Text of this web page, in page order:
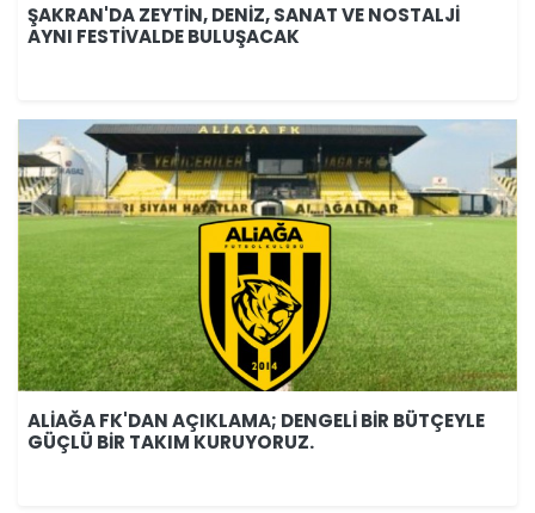
ŞAKRAN'DA ZEYTİN, DENİZ, SANAT VE NOSTALJİ
AYNI FESTİVALDE BULUŞACAK
ALİAĞA FK'DAN AÇIKLAMA; DENGELİ BİR BÜTÇEYLE
GÜÇLÜ BİR TAKIM KURUYORUZ.